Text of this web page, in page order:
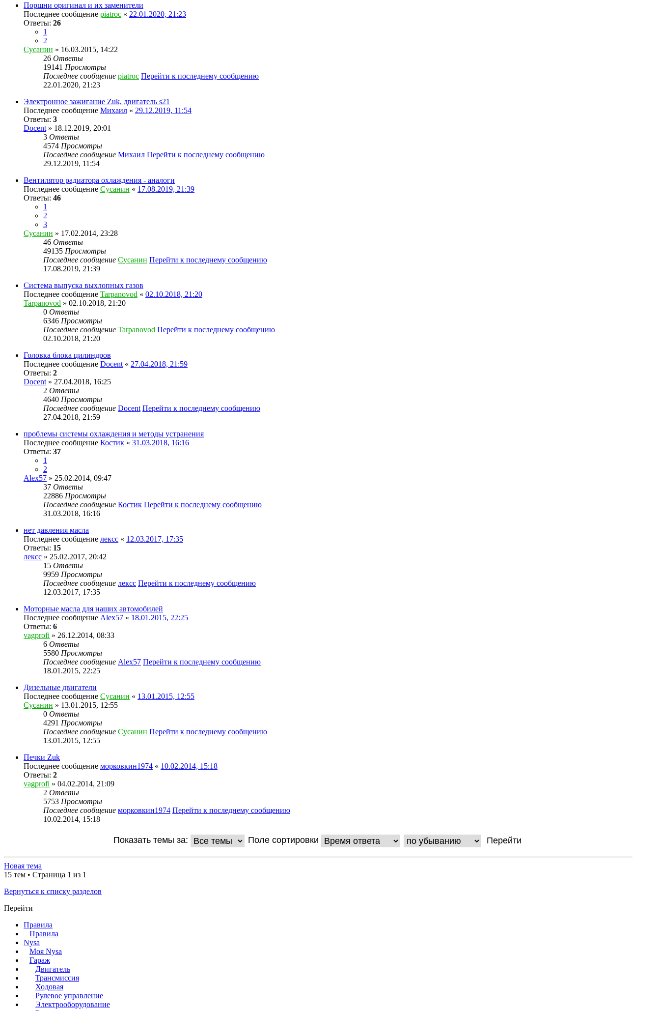
Поршни оригинал и их заменители
Последнее сообщение piatroc « 22.01.2020, 21:23
Ответы: 26
1
2
Сусанин » 16.03.2015, 14:22
26 Ответы
19141 Просмотры
Последнее сообщение piatroc Перейти к последнему сообщению
22.01.2020, 21:23
Электронное зажигание Zuk, двигатель s21
Последнее сообщение Михаил « 29.12.2019, 11:54
Ответы: 3
Docent » 18.12.2019, 20:01
3 Ответы
4574 Просмотры
Последнее сообщение Михаил Перейти к последнему сообщению
29.12.2019, 11:54
Вентилятор радиатора охлаждения - аналоги
Последнее сообщение Сусанин « 17.08.2019, 21:39
Ответы: 46
1
2
3
Сусанин » 17.02.2014, 23:28
46 Ответы
49135 Просмотры
Последнее сообщение Сусанин Перейти к последнему сообщению
17.08.2019, 21:39
Система выпуска выхлопных газов
Последнее сообщение Tarpanovod « 02.10.2018, 21:20
Tarpanovod » 02.10.2018, 21:20
0 Ответы
6346 Просмотры
Последнее сообщение Tarpanovod Перейти к последнему сообщению
02.10.2018, 21:20
Головка блока цилиндров
Последнее сообщение Docent « 27.04.2018, 21:59
Ответы: 2
Docent » 27.04.2018, 16:25
2 Ответы
4640 Просмотры
Последнее сообщение Docent Перейти к последнему сообщению
27.04.2018, 21:59
проблемы системы охлаждения и методы устранения
Последнее сообщение Костик « 31.03.2018, 16:16
Ответы: 37
1
2
Alex57 » 25.02.2014, 09:47
37 Ответы
22886 Просмотры
Последнее сообщение Костик Перейти к последнему сообщению
31.03.2018, 16:16
нет давления масла
Последнее сообщение лексс « 12.03.2017, 17:35
Ответы: 15
лексс » 25.02.2017, 20:42
15 Ответы
9959 Просмотры
Последнее сообщение лексс Перейти к последнему сообщению
12.03.2017, 17:35
Моторные масла для наших автомобилей
Последнее сообщение Alex57 « 18.01.2015, 22:25
Ответы: 6
vagprofi » 26.12.2014, 08:33
6 Ответы
5580 Просмотры
Последнее сообщение Alex57 Перейти к последнему сообщению
18.01.2015, 22:25
Дизельные двигатели
Последнее сообщение Сусанин « 13.01.2015, 12:55
Сусанин » 13.01.2015, 12:55
0 Ответы
4291 Просмотры
Последнее сообщение Сусанин Перейти к последнему сообщению
13.01.2015, 12:55
Печки Zuk
Последнее сообщение морковкин1974 « 10.02.2014, 15:18
Ответы: 2
vagprofi » 04.02.2014, 21:09
2 Ответы
5753 Просмотры
Последнее сообщение морковкин1974 Перейти к последнему сообщению
10.02.2014, 15:18
Показать темы за: Поле сортировки
Новая тема
15 тем • Страница 1 из 1
Вернуться к списку разделов
Перейти
Правила
Правила
Nysa
Моя Nysa
Гараж
Двигатель
Трансмиссия
Ходовая
Рулевое управление
Электрооборудование